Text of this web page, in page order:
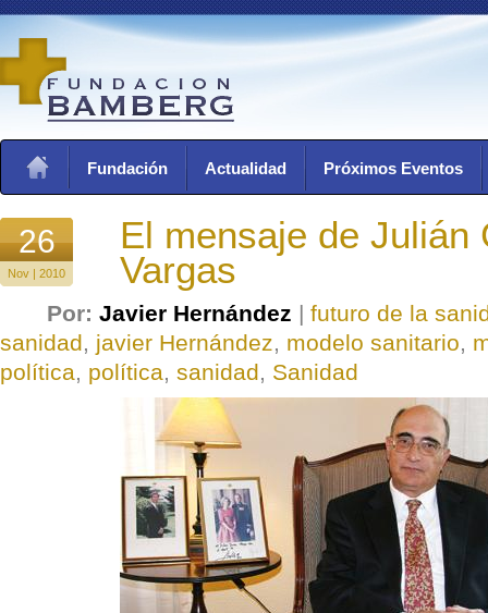
Fundación Actualidad Próximos Eventos
26
Nov | 2010
El mensaje de Julián
Vargas
Por: Javier Hernández | futuro de la
sanidad, javier Hernández, modelo sanitario,
política, política, sanidad, Sanidad